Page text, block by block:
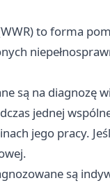
to forma
są na diagnozę
jednej
jego pracy.
są